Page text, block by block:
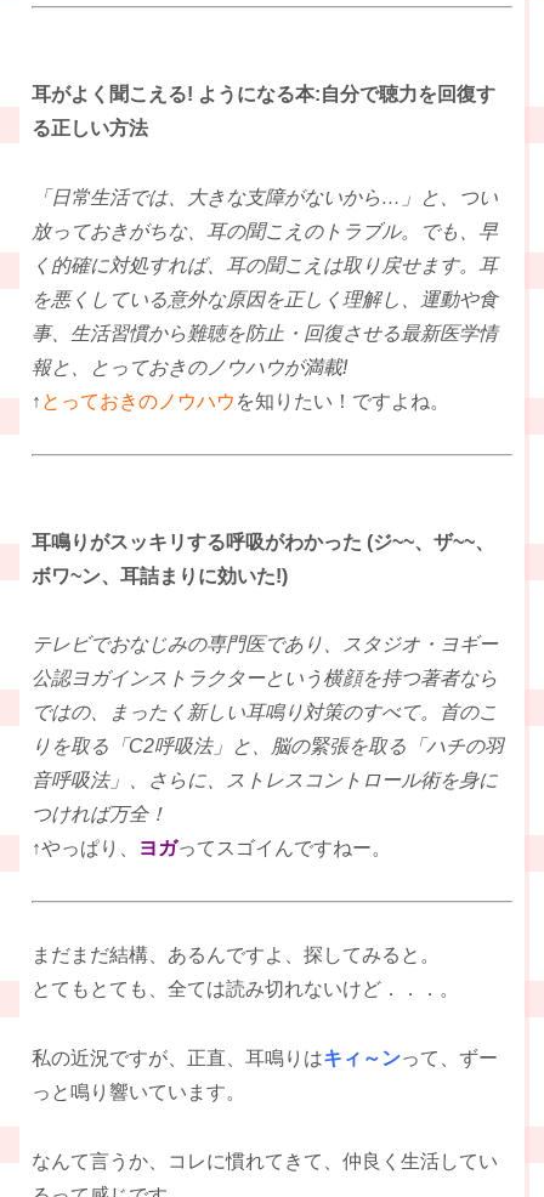
耳がよく聞こえる! ようになる本:自分で聴力を回復す
る正しい方法
「日常生活では、大きな支障がないから…」と、つい
放っておきがちな、耳の聞こえのトラブル。でも、早
く的確に対処すれば、耳の聞こえは取り戻せます。耳
を悪くしている意外な原因を正しく理解し、運動や食
事、生活習慣から難聴を防止・回復させる最新医学情
報と、とっておきのノウハウが満載!
↑ とっておきのノウハウ を知りたい！ですよね。
耳鳴りがスッキリする呼吸がわかった (ジ~~、ザ~~、
ボワ~ン、耳詰まりに効いた!)
テレビでおなじみの専門医であり、スタジオ・ヨギー
公認ヨガインストラクターという横顔を持つ著者なら
ではの、まったく新しい耳鳴り対策のすべて。首のこ
りを取る「C2呼吸法」と、脳の緊張を取る「ハチの羽
音呼吸法」、さらに、ストレスコントロール術を身に
つければ万全！
↑やっぱり、
ヨガってスゴイんですねー。
まだまだ結構、あるんですよ、探してみると。
とてもとても、全ては読み切れないけど．．．。
私の近況ですが、正直、耳鳴りはキィ～ンって、ずー
っと鳴り響いています。
なんて言うか、コレに慣れてきて、仲良く生活してい